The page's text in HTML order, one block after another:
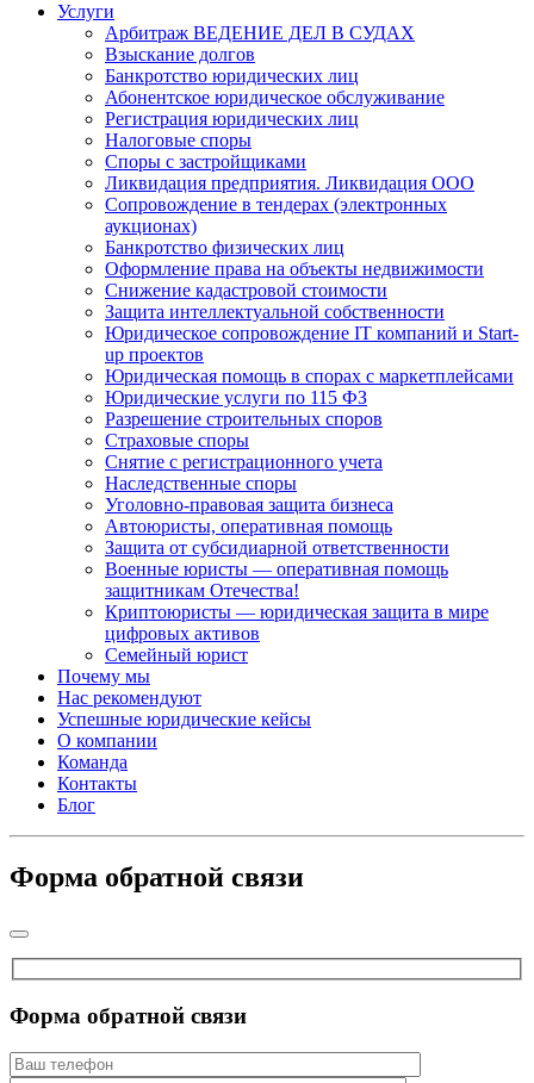
Услуги
Арбитраж ВЕДЕНИЕ ДЕЛ В СУДАХ
Взыскание долгов
Банкротство юридических лиц
Абонентское юридическое обслуживание
Регистрация юридических лиц
Налоговые споры
Споры с застройщиками
Ликвидация предприятия. Ликвидация ООО
Сопровождение в тендерах (электронных
аукционах)
Банкротство физических лиц
Оформление права на объекты недвижимости
Снижение кадастровой стоимости
Защита интеллектуальной собственности
Юридическое сопровождение IT компаний и Start-
up проектов
Юридическая помощь в спорах с маркетплейсами
Юридические услуги по 115 ФЗ
Разрешение строительных споров
Страховые споры
Снятие с регистрационного учета
Наследственные споры
Уголовно-правовая защита бизнеса
Автоюристы, оперативная помощь
Защита от субсидиарной ответственности
Военные юристы — оперативная помощь
защитникам Отечества!
Криптоюристы — юридическая защита в мире
цифровых активов
Семейный юрист
Почему мы
Нас рекомендуют
Успешные юридические кейсы
О компании
Команда
Контакты
Блог
Форма обратной связи
Форма обратной связи